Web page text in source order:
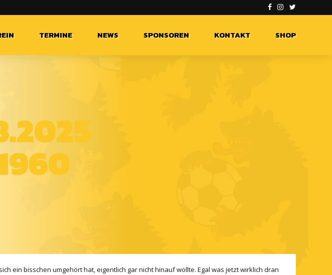
TERMINE NEWS SPONSOREN KONTAKT SHOP
ein bisschen umgehört hat, eigentlich gar nicht hinauf wollte. Egal was jetzt wirklich dran